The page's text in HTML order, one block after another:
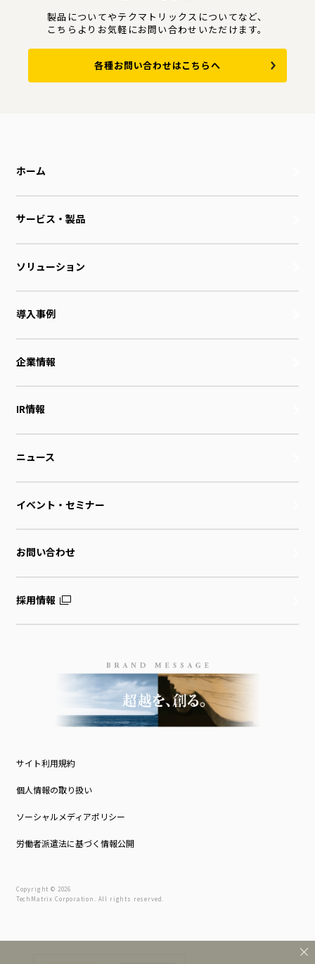
製品についてやテクマトリックスについてなど、
こちらよりお気軽にお問い合わせいただけます。
各種お問い合わせはこちらへ
ホーム
サービス・製品
ソリューション
導入事例
企業情報
IR情報
ニュース
イベント・セミナー
お問い合わせ
採用情報
サイト利用規約
個人情報の取り扱い
ソーシャルメディアポリシー
労働者派遣法に基づく情報公開
Copyright © 2026
TechMatrix Corporation. All rights reserved.